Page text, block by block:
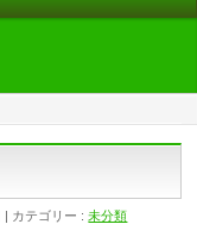
カテゴリー :未分類